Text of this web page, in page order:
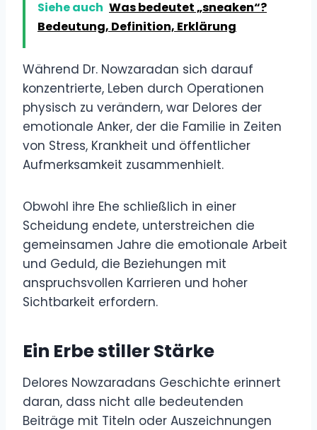
Siehe auch Was bedeutet „sneaken“?
Bedeutung, Definition, Erklärung
Während Dr. Nowzaradan sich darauf
konzentrierte, Leben durch Operationen
physisch zu verändern, war Delores der
emotionale Anker, der die Familie in Zeiten
von Stress, Krankheit und öffentlicher
Aufmerksamkeit zusammenhielt.
Obwohl ihre Ehe schließlich in einer
Scheidung endete, unterstreichen die
gemeinsamen Jahre die emotionale Arbeit
und Geduld, die Beziehungen mit
anspruchsvollen Karrieren und hoher
Sichtbarkeit erfordern.
Ein Erbe stiller Stärke
Delores Nowzaradans Geschichte erinnert
daran, dass nicht alle bedeutenden
Beiträge mit Titeln oder Auszeichnungen